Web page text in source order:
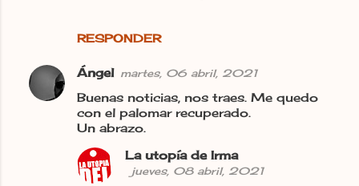
RESPONDER
Ángel martes, 06 abril, 2021
Buenas noticias, nos traes. Me quedo
con el palomar recuperado.
Un abrazo.
La utopía de Irma
jueves, 08 abril, 2021